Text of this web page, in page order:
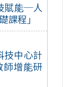
賦能─人
課程」
技中心計
師增能研